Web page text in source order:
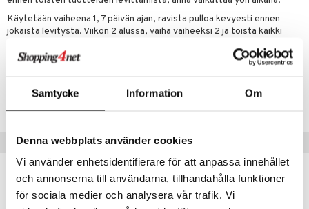
Samtycke Information Om
Denna webbplats använder cookies
Vi använder enhetsidentifierare för att anpassa innehållet
och annonserna till användarna, tillhandahålla funktioner
för sociala medier och analysera vår trafik. Vi
Käytetään vaiheena 1, 7 päivän ajan, ravista pulloa kevyesti ennen
jokaista levitystä. Viikon 2 alussa, vaiha vaiheeksi 2 ja toista kaikki
CEAA-EZ-4X10-XX-XX
Suositut tuotteet
kampanja -20%
& Ihonpuhdistus